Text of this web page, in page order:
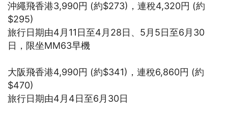
沖繩飛香港3,990円 (約$273)，連稅4,320円 (約
$295)
旅行日期由4月11日至4月28日、5月5日至6月30
日，限坐MM63早機
大阪飛香港4,990円 (約$341)，連稅6,860円 (約
$470)
旅行日期由4月4日至6月30日